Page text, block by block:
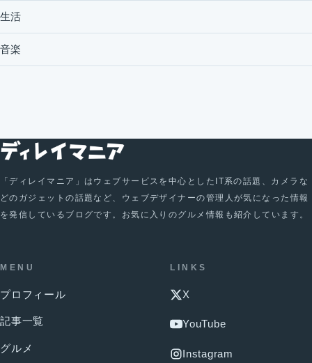
生活
音楽
「ディレイマニア」はウェブサービスを中心としたIT系の話題、カメラな
どのガジェットの話題など、ウェブデザイナーの管理人が気になった情報
を発信しているブログです。お気に入りのグルメ情報も紹介しています。
MENU
プロフィール
記事一覧
グルメ
LINKS
X
YouTube
Instagram